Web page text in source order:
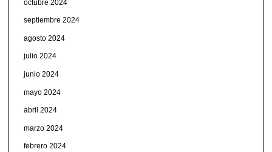
octubre 2024
septiembre 2024
agosto 2024
julio 2024
junio 2024
mayo 2024
abril 2024
marzo 2024
febrero 2024